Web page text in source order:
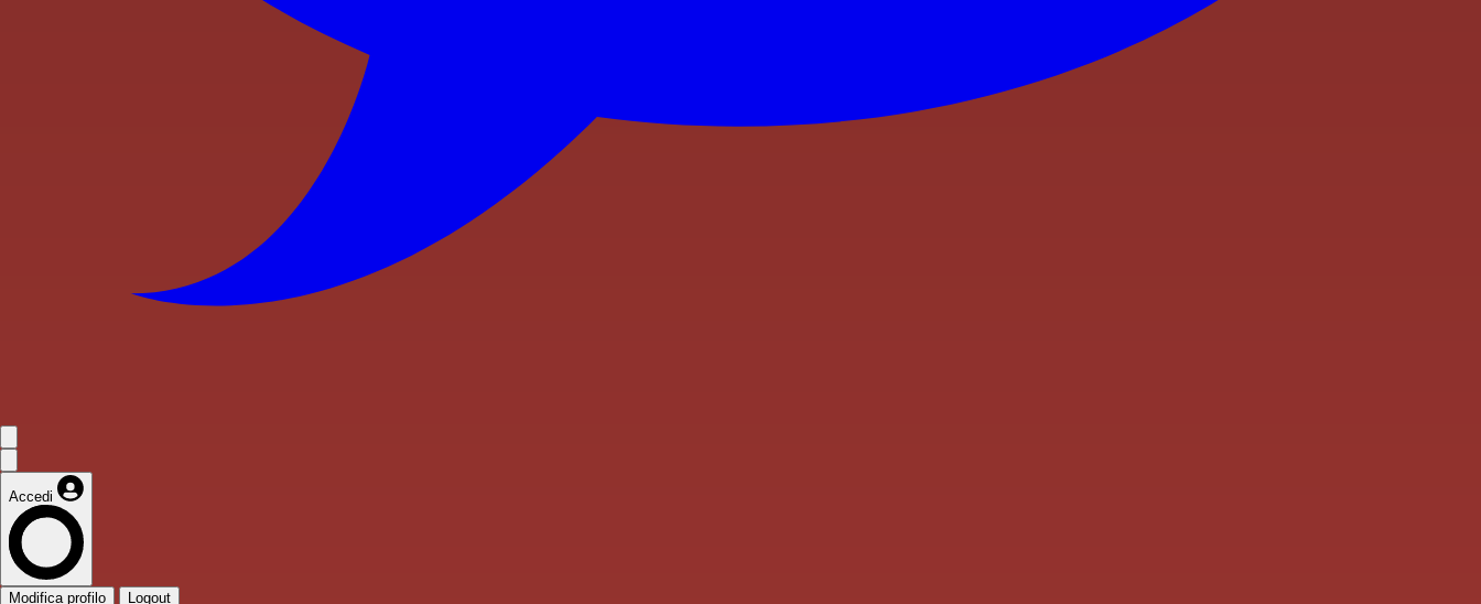
Accedi
Modifica profilo Logout